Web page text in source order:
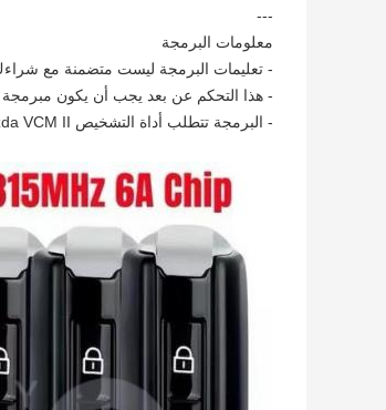
---
معلومات البرمجة
- تعليمات البرمجة ليست متضمنة مع
- هذا التحكم عن بعد يجب أن يكون
- البرمجة تتطلب أداة التشخيص Mazda VCM II (إجراءات تشفير-تشفير خارجية على مستوى التاجر).